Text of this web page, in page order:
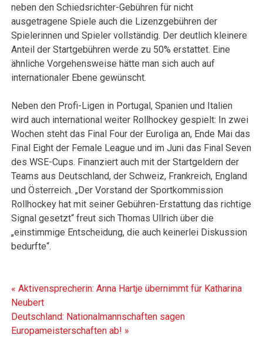
neben den Schiedsrichter-Gebühren für nicht
ausgetragene Spiele auch die Lizenzgebühren der
Spielerinnen und Spieler vollständig. Der deutlich kleinere
Anteil der Startgebühren werde zu 50% erstattet. Eine
ähnliche Vorgehensweise hätte man sich auch auf
internationaler Ebene gewünscht.
Neben den Profi-Ligen in Portugal, Spanien und Italien
wird auch international weiter Rollhockey gespielt: In zwei
Wochen steht das Final Four der Euroliga an, Ende Mai das
Final Eight der Female League und im Juni das Final Seven
des WSE-Cups. Finanziert auch mit der Startgeldern der
Teams aus Deutschland, der Schweiz, Frankreich, England
und Österreich. „Der Vorstand der Sportkommission
Rollhockey hat mit seiner Gebühren-Erstattung das richtige
Signal gesetzt“ freut sich Thomas Ullrich über die
„einstimmige Entscheidung, die auch keinerlei Diskussion
bedurfte“.
Beitragsnavigation
« Aktivensprecherin: Anna Hartje übernimmt für Katharina
Neubert
Deutschland: Nationalmannschaften sagen
Europameisterschaften ab! »